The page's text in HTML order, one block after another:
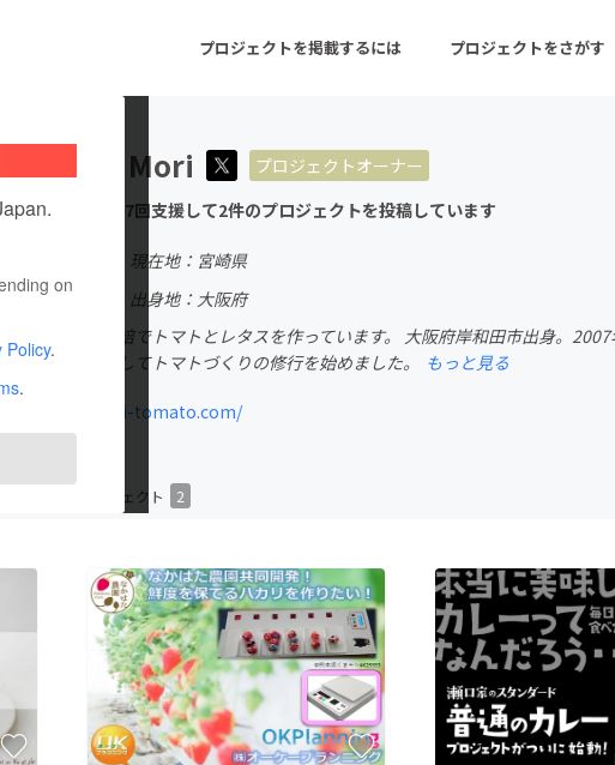
プロジェクトを掲載するには プロジェクトをさがす
注目のリターン 注目の新着プロジェクト
音楽
ェット
ゲーム・サービス開発 フード・飲食
性化
CAMPFIRE for Social Good
CAMPFIRE
CAMPFIREふるさと納税
machi-ya コミュ
on
Policy.
.
Masaya Mori
プロジェクトオーナー
これまでに7回支援して2件のプロジェクトを投稿しています
現在地：宮崎県
出身国：日本
出身地：大阪府
宮崎で水耕栽培でトマトとレタスを作っています。 大阪府岸和田市出身。
川町に引っ越してトマトづくりの修行を始めました。
もっと見る
www.mori-tomato.com/
プロジェクト 2